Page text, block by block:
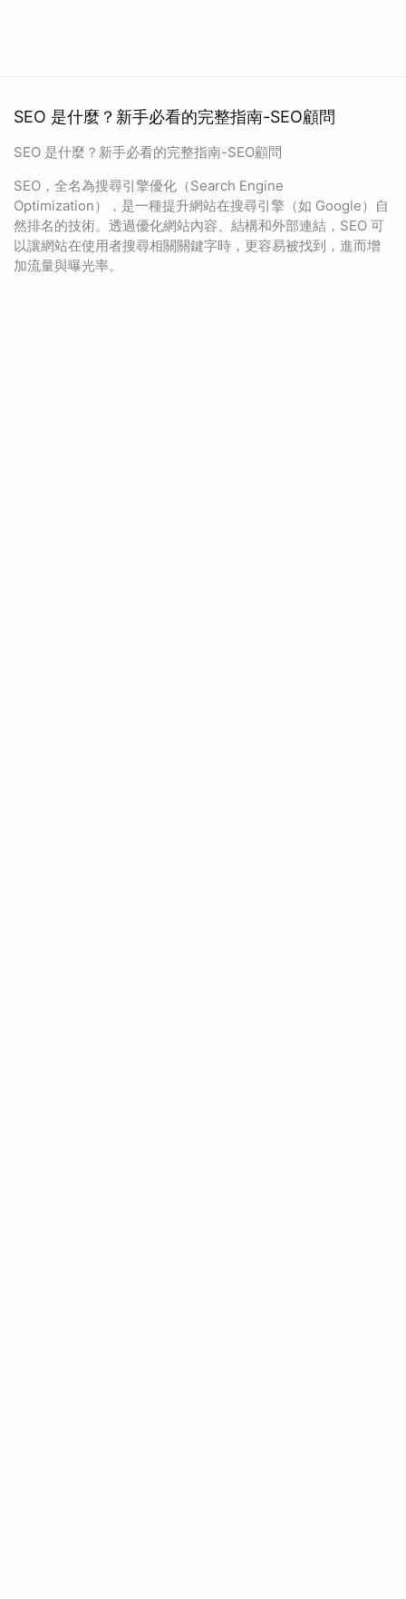
SEO 是什麼？新手必看的完整指南-SEO顧問
SEO 是什麼？新手必看的完整指南-SEO顧問
SEO，全名為搜尋引擎優化（Search Engine
Optimization），是一種提升網站在搜尋引擎（如 Google）自
然排名的技術。透過優化網站內容、結構和外部連結，SEO 可
以讓網站在使用者搜尋相關關鍵字時，更容易被找到，進而增
加流量與曝光率。